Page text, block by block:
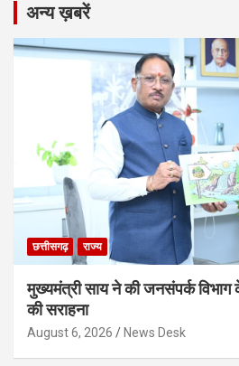
अन्य ख़बरें
छत्तीसगढ़ राज्य
मुख्यमंत्री साय ने की जनसंपर्क विभाग
की सराहना
August 6, 2026 News Desk